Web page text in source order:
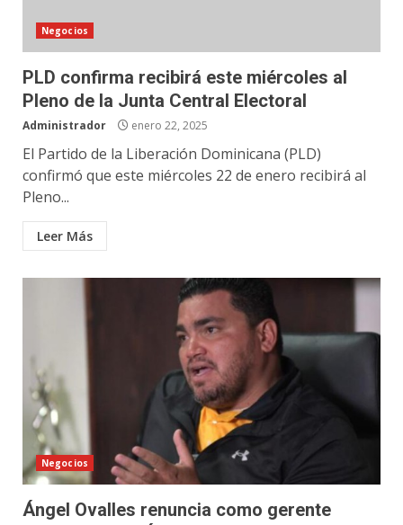
Negocios
PLD confirma recibirá este miércoles al
Pleno de la Junta Central Electoral
Administrador enero 22, 2025
El Partido de la Liberación Dominicana (PLD)
confirmó que este miércoles 22 de enero recibirá al
Pleno...
Leer Más
Negocios
Ángel Ovalles renuncia como gerente